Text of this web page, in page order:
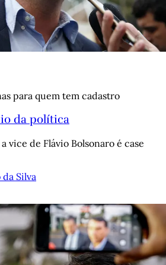
para quem tem cadastro
da política
vice de Flávio Bolsonaro é case
Silva